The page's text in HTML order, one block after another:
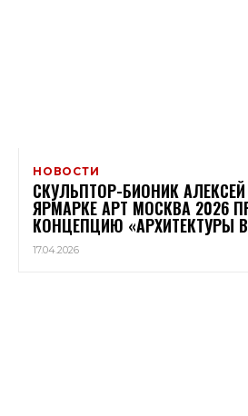
НОВОСТИ
СКУЛЬПТОР-БИОНИК
ЯРМАРКЕ АРТ МОСКВА 2026
КОНЦЕПЦИЮ «АРХИТЕКТУРЫ
17.04.2026